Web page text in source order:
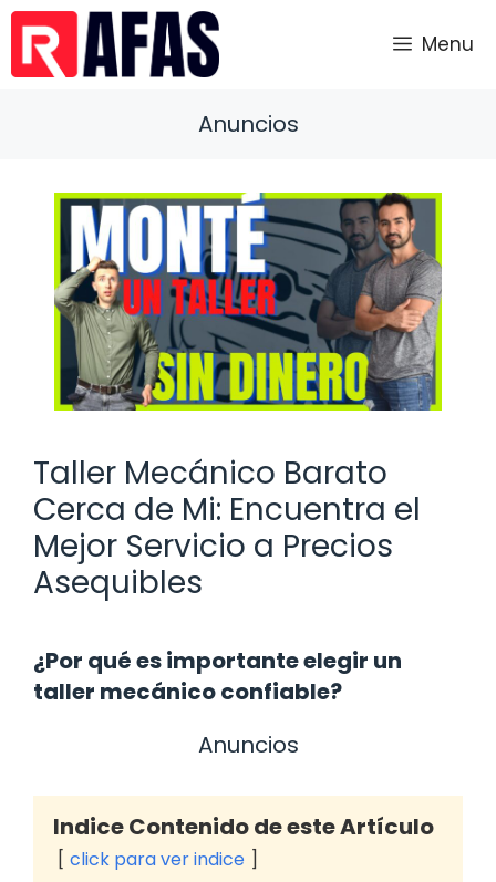
Saltar
contenido
Menu
Anuncios
Taller Mecánico Barato
Cerca de Mi: Encuentra el
Mejor Servicio a Precios
Asequibles
¿Por qué es importante elegir un
taller mecánico confiable?
Anuncios
Indice Contenido de este Artículo
click para ver indice